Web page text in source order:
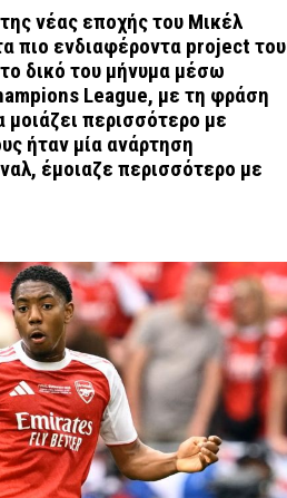
νέας εποχής του Μικέλ
πιο ενδιαφέροντα project του
δικό του μήνυμα μέσω
League, με τη φράση
περισσότερο με
ήταν μία ανάρτηση
έμοιαζε περισσότερο με